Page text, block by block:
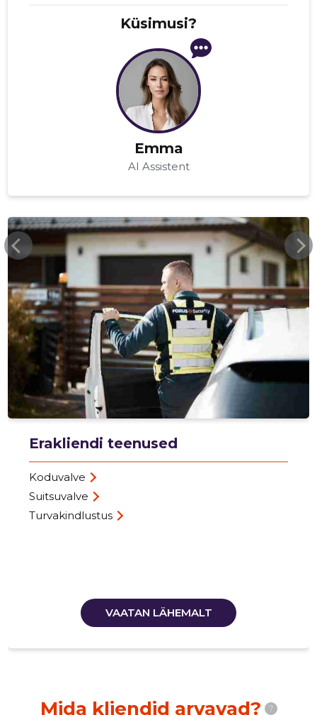
Küsimusi?
Emma
AI Assistent
FORUS.EE
Erakliendi teenused
Koduvalve
Suitsuvalve
Turvakindlustus
VAATAN LÄHEMALT
Mida kliendid arvavad? ?